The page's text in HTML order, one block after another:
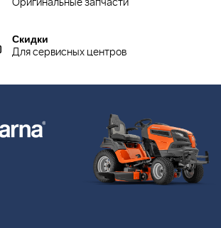
Скидки
Для сервисных центров